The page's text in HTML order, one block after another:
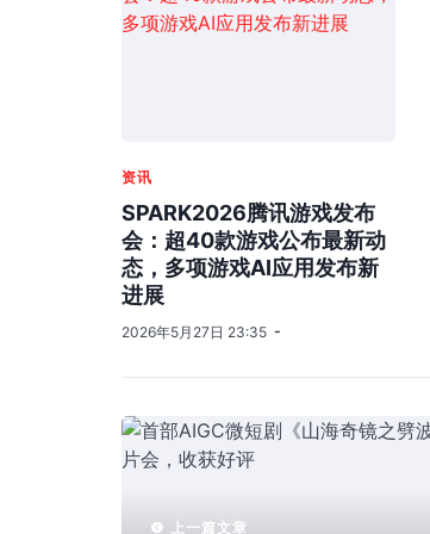
资讯
SPARK2026腾讯游戏发布
会：超40款游戏公布最新动
态，多项游戏AI应用发布新
进展
2026年5月27日 23:35
上一篇文章